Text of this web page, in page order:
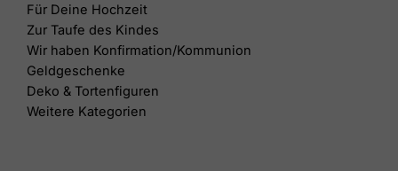
Für Deine Hochzeit
Zur Taufe des Kindes
Wir haben Konfirmation/Kommunion
Geldgeschenke
Deko & Tortenfiguren
Weitere Kategorien